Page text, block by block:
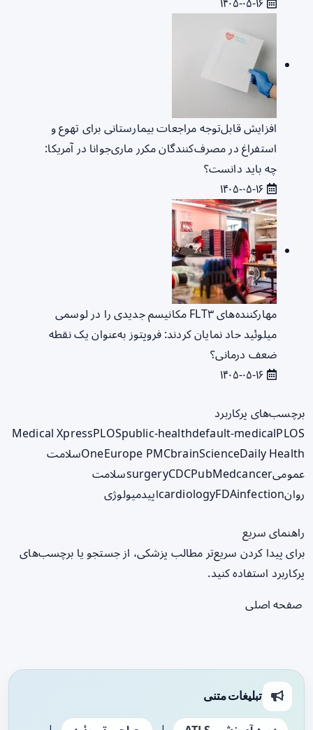
افزایش قابل‌توجه مراجعات بیمارستانی برای تهوع و
استفراغ در مصرف‌کنندگان مکرر ماری‌جوانا در آمریکا:
چه باید دانست؟
مهارکننده‌های FLT۳ مکانیسم جدیدی را در لوسمی
میلوئید حاد نمایان کردند: فروپتوز به‌عنوان یک نقطه
ضعف درمانی؟
برچسب‌های پرکاربرد
Medical XpressPLOSpublic-healthdefault-medicalPLOS
OneEurope PMCbrainScienceDaily Health
سلامت
عمومی
surgeryCDCPubMedcancer
سلامت
روان
cardiologyFDAinfection اپیدمیولوژی
راهنمای سریع
برای پیدا کردن سریع‌تر مطالب پزشکی، از جستجو یا برچسب‌های
پرکاربرد استفاده کنید.
صفحه اصلی
تبلیغات متنی